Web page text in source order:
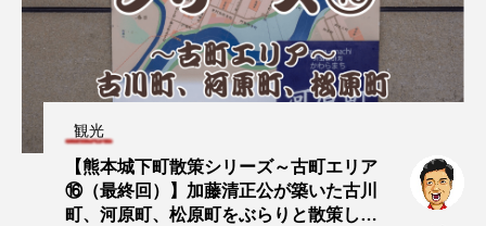
観光
【熊本城下町散策シリーズ～古町エリア
⑯（最終回）】加藤清正公が築いた古川
町、河原町、松原町をぶらりと散策して